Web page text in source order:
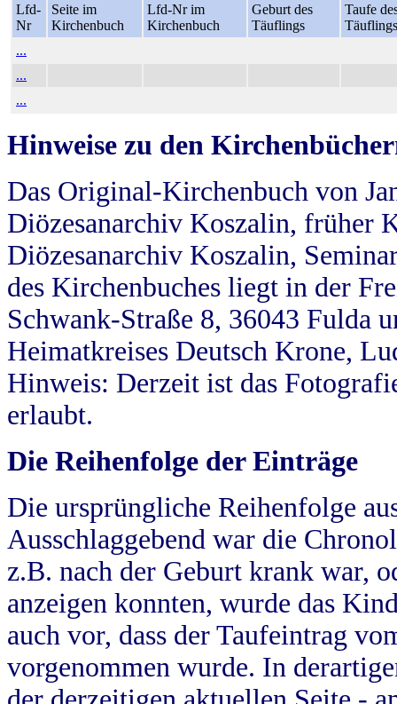
Lfd-
Nr
Seite im
Kirchenbuch
Lfd-Nr im
Kirchenbuch
Geburt des
Täuflings
Taufe
Täuflings
...
...
...
Hinweise zu den
Das Original-Kirchenbuch von
Diözesanarchiv Koszalin, früher
Diözesanarchiv Koszalin,
des Kirchenbuches liegt in der
Schwank-Straße 8, 36043 Fulda
Heimatkreises Deutsch Krone,
Hinweis: Derzeit ist das
erlaubt.
Die Reihenfolge der Einträge
Die ursprüngliche Reihenfolge
Ausschlaggebend war die
z.B. nach der Geburt krank war,
anzeigen konnten, wurde das
auch vor, dass der Taufeintrag
vorgenommen wurde. In